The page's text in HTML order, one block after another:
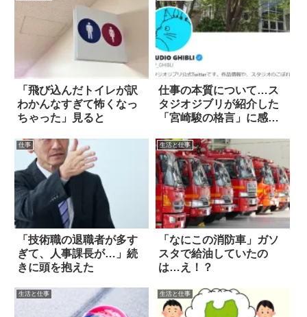
「飛び込んだトイレが訳
わかんなすぎて怖くなっ
ちゃった」見ると
仕事の本質について…ス
タジオジブリが紹介した
「宮崎駿の格言」に感
仕事
「技術職の退職者が多す
ぎて、人事課長が…」続
きに頭を抱えた
生活と仕事
「なにこの消防車」ガソ
スタで給油していたの
は…え！？
生活と仕事 生活と仕事